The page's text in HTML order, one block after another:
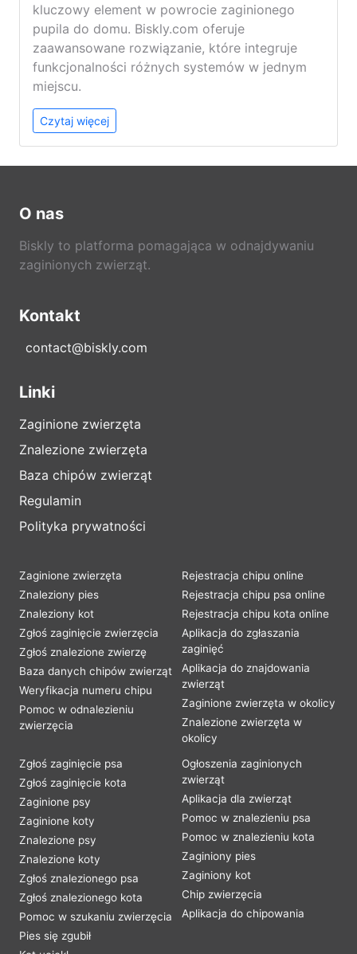
kluczowy element w powrocie zaginionego
pupila do domu. Biskly.com oferuje
zaawansowane rozwiązanie, które integruje
funkcjonalności różnych systemów w jednym
miejscu.
Czytaj więcej
O nas
Biskly to platforma pomagająca w odnajdywaniu
zaginionych zwierząt.
Kontakt
contact@biskly.com
Linki
Zaginione zwierzęta
Znalezione zwierzęta
Baza chipów zwierząt
Regulamin
Polityka prywatności
Zaginione zwierzęta
Znaleziony pies
Znaleziony kot
Zgłoś zaginięcie zwierzęcia
Zgłoś znalezione zwierzę
Baza danych chipów zwierząt
Weryfikacja numeru chipu
Pomoc w odnalezieniu
zwierzęcia
Rejestracja chipu online
Rejestracja chipu psa online
Rejestracja chipu kota online
Aplikacja do zgłaszania
zaginięć
Aplikacja do znajdowania
zwierząt
Zaginione zwierzęta w okolicy
Znalezione zwierzęta w
okolicy
Zgłoś zaginięcie psa
Zgłoś zaginięcie kota
Zaginione psy
Zaginione koty
Znalezione psy
Znalezione koty
Zgłoś znalezionego psa
Zgłoś znalezionego kota
Pomoc w szukaniu zwierzęcia
Pies się zgubił
Ogłoszenia zaginionych
zwierząt
Aplikacja dla zwierząt
Pomoc w znalezieniu psa
Pomoc w znalezieniu kota
Zaginiony pies
Zaginiony kot
Chip zwierzęcia
Aplikacja do chipowania